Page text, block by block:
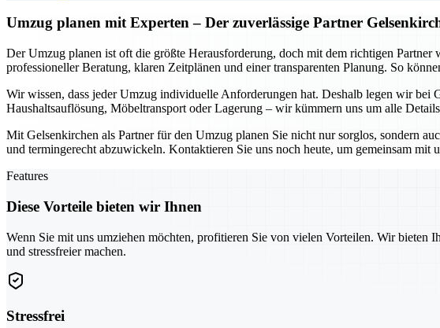
Umzug planen mit Experten – Der zuverlässige Partner
Der Umzug planen ist oft die größte Herausforderung, doch mit dem richtigen
professioneller Beratung, klaren Zeitplänen und einer transparenten Planung. So
Wir wissen, dass jeder Umzug individuelle Anforderungen hat. Deshalb legen wir bei
Haushaltsauflösung, Möbeltransport oder Lagerung – wir kümmern uns um alle
Mit Gelsenkirchen als Partner für den Umzug planen Sie nicht nur sorglos, sondern
und termingerecht abzuwickeln. Kontaktieren Sie uns noch heute, um gemeinsam mit
Features
Diese Vorteile bieten wir Ihnen
Wenn Sie mit uns umziehen möchten, profitieren Sie von vielen Vorteilen. Wir bieten
und stressfreier machen.
Stressfrei